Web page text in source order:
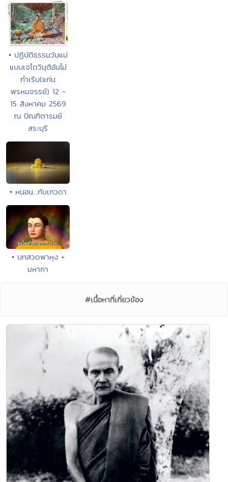
• ปฏิบัติธรรมวันแม่
แบบเจโตวิมุติอันไม่
กำเริบ(แก่น
พรหมจรรย์) 12 -
15 สิงหาคม 2569
ณ ปัณฑิตารมย์
สระบุรี
• หนอน...กับเทวดา
• บทสวดพาหุง +
มหากา
#เนื้อหาที่เกี่ยวข้อง